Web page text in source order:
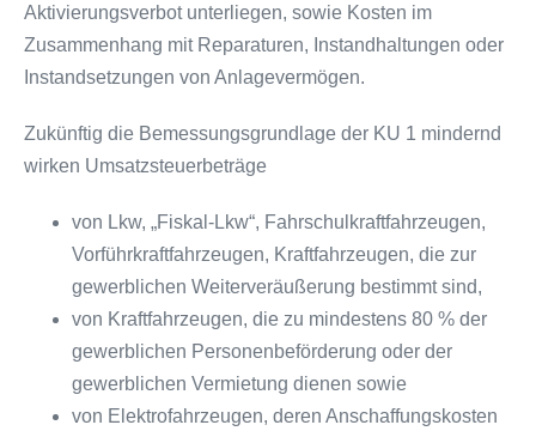
Aktivierungsverbot unterliegen, sowie Kosten im
Zusammenhang mit Reparaturen, Instandhaltungen oder
Instandsetzungen von Anlagevermögen.
Zukünftig die Bemessungsgrundlage der KU 1 mindernd
wirken Umsatzsteuerbeträge
von Lkw, „Fiskal-Lkw“, Fahrschulkraftfahrzeugen,
Vorführkraftfahrzeugen, Kraftfahrzeugen, die zur
gewerblichen Weiterveräußerung bestimmt sind,
von Kraftfahrzeugen, die zu mindestens 80 % der
gewerblichen Personenbeförderung oder der
gewerblichen Vermietung dienen sowie
von Elektrofahrzeugen, deren Anschaffungskosten